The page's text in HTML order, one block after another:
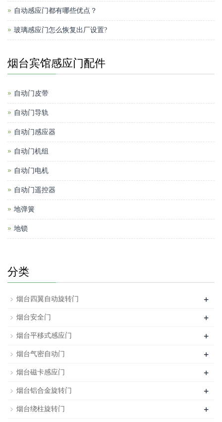
自动感应门都有哪些优点？
玻璃感应门怎么恢复出厂设置?
烟台宾馆感应门配件
自动门皮带
自动门导轨
自动门感应器
自动门机组
自动门电机
自动门遥控器
地弹簧
地锁
分类
烟台四翼自动旋转门 +
烟台安全门 +
烟台平移式感应门 +
烟台气密自动门 +
烟台磁卡感应门 +
烟台铝合金旋转门 +
烟台绕柱旋转门
+